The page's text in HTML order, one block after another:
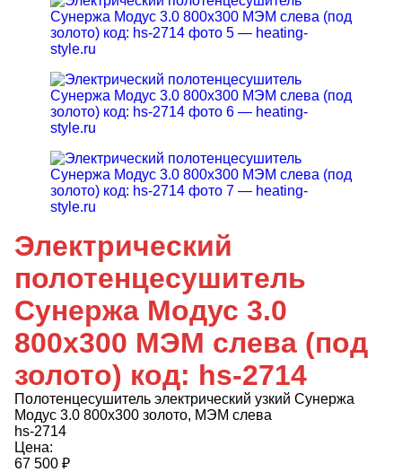
Электрический
полотенцесушитель
Сунержа Модус 3.0
800x300 МЭМ слева (под
золото) код: hs-2714
Полотенцесушитель электрический узкий Сунержа
Модус 3.0 800x300 золото, МЭМ слева
hs-2714
Цена:
67 500 ₽